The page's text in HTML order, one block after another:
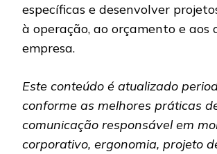
específicas e desenvolver
à operação, ao orçamento e aos
empresa.
Este conteúdo é atualizado
conforme as melhores práticas
comunicação responsável em
corporativo, ergonomia, projeto